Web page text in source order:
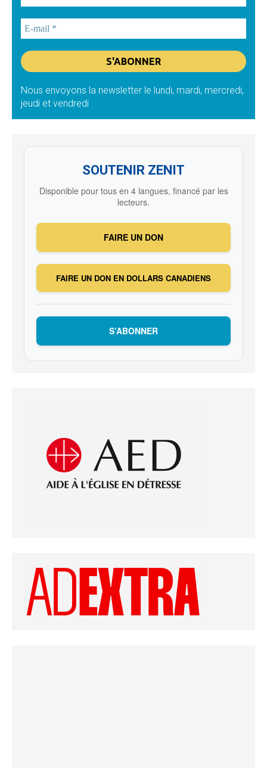
Nous envoyons la newsletter le lundi, mardi, mercredi,
jeudi et vendredi
SOUTENIR ZENIT
Disponible pour tous en 4 langues, financé par les
lecteurs.
FAIRE UN DON
FAIRE UN DON EN DOLLARS CANADIENS
S’ABONNER